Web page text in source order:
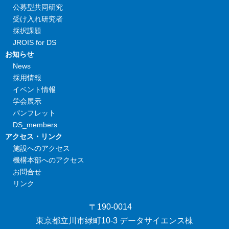
公募型共同研究
受け入れ研究者
採択課題
JROIS for DS
お知らせ
News
採用情報
イベント情報
学会展示
パンフレット
DS_members
アクセス・リンク
施設へのアクセス
機構本部へのアクセス
お問合せ
リンク
〒190-0014
東京都立川市緑町10-3 データサイエンス棟